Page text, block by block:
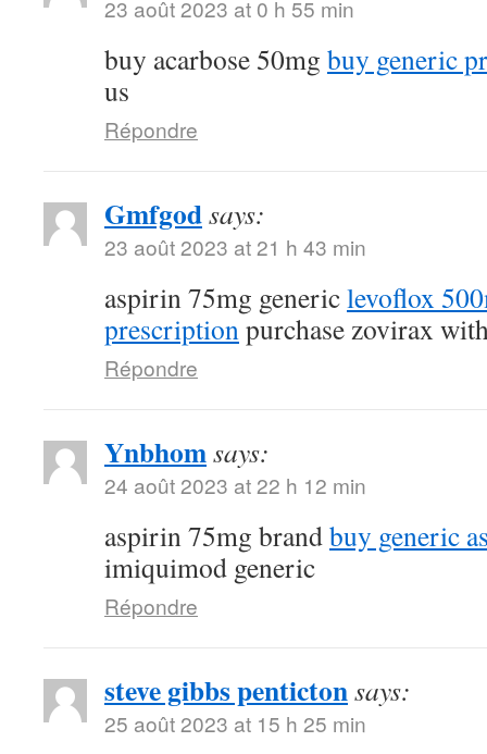
23 août 2023 at 0 h 55 min
buy acarbose 50mg buy generic
us
Répondre
Gmfgodsays:
23 août 2023 at 21 h 43 min
aspirin 75mg genericlevoflox
prescriptionpurchase zovirax
Répondre
Ynbhomsays:
24 août 2023 at 22 h 12 min
aspirin 75mg brandbuy generic
imiquimod generic
Répondre
steve gibbs pentictonsays:
25 août 2023 at 15 h 25 min